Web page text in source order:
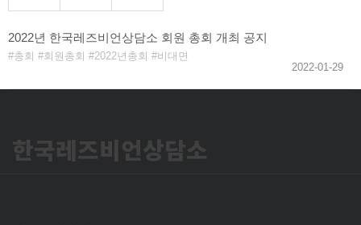
2022년 한국레즈비언상담소 회원 총회 개최 공지
총회 회원총회 2022년총회
비대면
2022-01-29
한국레즈비언상담소